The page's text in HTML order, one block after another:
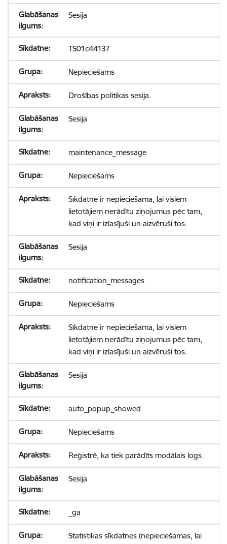
Sesija
TS01c44137
Nepieciešams
Drošības politikas sesija.
Sesija
maintenance_message
Nepieciešams
Sīkdatne ir nepieciešama, lai visiem
lietotājiem nerādītu ziņojumus pēc tam,
kad viņi ir izlasījuši un aizvēruši tos.
Sesija
notification_messages
Nepieciešams
Sīkdatne ir nepieciešama, lai visiem
lietotājiem nerādītu ziņojumus pēc tam,
kad viņi ir izlasījuši un aizvēruši tos.
Sesija
auto_popup_showed
Nepieciešams
Reģistrē, ka tiek parādīts modālais logs.
Sesija
_ga
Statistikas sīkdatnes (nepieciešamas, lai